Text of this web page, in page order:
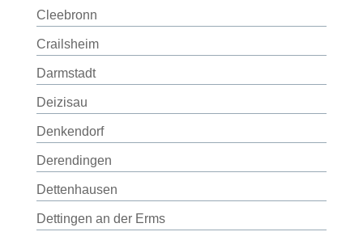
Cleebronn
Crailsheim
Darmstadt
Deizisau
Denkendorf
Derendingen
Dettenhausen
Dettingen an der Erms